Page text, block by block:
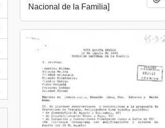
Nacional de la Familia]